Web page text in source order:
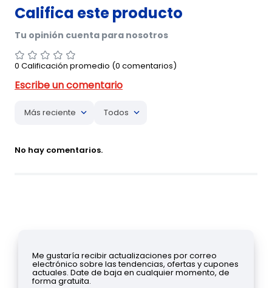
0 Calificación promedio (0 comentarios)
Más reciente Todos
No hay comentarios.
Me gustaría recibir actualizaciones por correo
electrónico sobre las tendencias, ofertas y cupones
actuales. Date de baja en cualquier momento, de
forma gratuita.